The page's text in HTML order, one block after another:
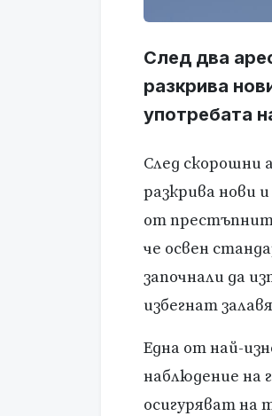
След два
разкрива
употребата
След скорошни
разкрива нови
от
че освен
започнали да
избегнат
Една от най-
наблюдение на
осигуряват на